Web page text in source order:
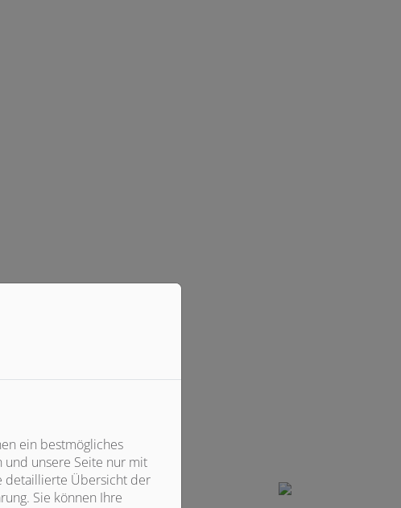
ein bestmögliches
und unsere Seite nur mit
detaillierte Übersicht der
Sie können Ihre